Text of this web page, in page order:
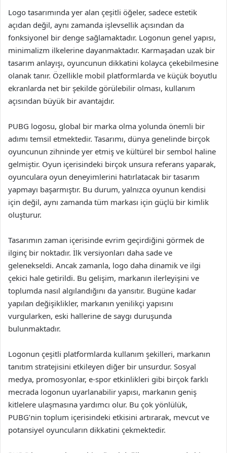
Logo tasarımında yer alan çeşitli öğeler, sadece estetik
açıdan değil, aynı zamanda işlevsellik açısından da
fonksiyonel bir denge sağlamaktadır. Logonun genel yapısı,
minimalizm ilkelerine dayanmaktadır. Karmaşadan uzak bir
tasarım anlayışı, oyuncunun dikkatini kolayca çekebilmesine
olanak tanır. Özellikle mobil platformlarda ve küçük boyutlu
ekranlarda net bir şekilde görülebilir olması, kullanım
açısından büyük bir avantajdır.
PUBG logosu, global bir marka olma yolunda önemli bir
adımı temsil etmektedir. Tasarımı, dünya genelinde birçok
oyuncunun zihninde yer etmiş ve kültürel bir sembol haline
gelmiştir. Oyun içerisindeki birçok unsura referans yaparak,
oyunculara oyun deneyimlerini hatırlatacak bir tasarım
yapmayı başarmıştır. Bu durum, yalnızca oyunun kendisi
için değil, aynı zamanda tüm markası için güçlü bir kimlik
oluşturur.
Tasarımın zaman içerisinde evrim geçirdiğini görmek de
ilginç bir noktadır. İlk versiyonları daha sade ve
gelenekseldi. Ancak zamanla, logo daha dinamik ve ilgi
çekici hale getirildi. Bu gelişim, markanın ilerleyişini ve
toplumda nasıl algılandığını da yansıtır. Bugüne kadar
yapılan değişiklikler, markanın yenilikçi yapısını
vurgularken, eski hallerine de saygı duruşunda
bulunmaktadır.
Logonun çeşitli platformlarda kullanım şekilleri, markanın
tanıtım stratejisini etkileyen diğer bir unsurdur. Sosyal
medya, promosyonlar, e-spor etkinlikleri gibi birçok farklı
mecrada logonun uyarlanabilir yapısı, markanın geniş
kitlelere ulaşmasına yardımcı olur. Bu çok yönlülük,
PUBG’nin toplum içerisindeki etkisini artırarak, mevcut ve
potansiyel oyuncuların dikkatini çekmektedir.